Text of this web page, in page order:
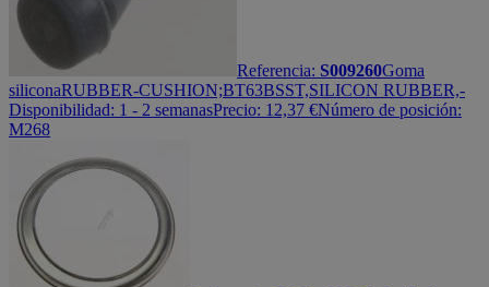
Referencia: S009260Goma
siliconaRUBBER-CUSHION;BT63BSST,SILICON RUBBER,-
Disponibilidad: 1 - 2 semanasPrecio: 12,37 €Número de posición:
M268